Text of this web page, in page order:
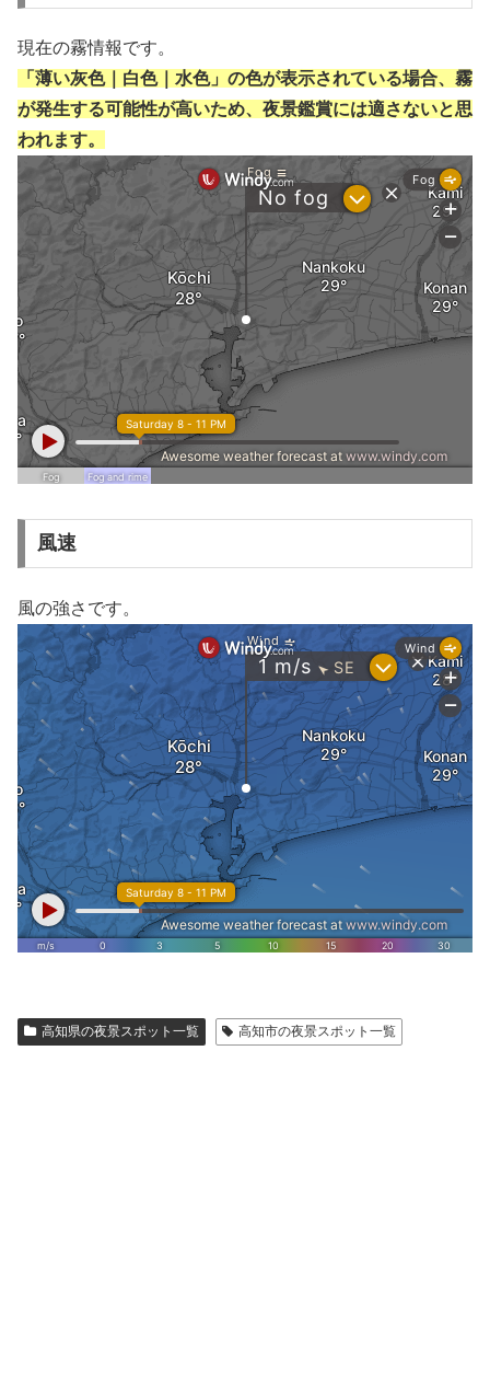
現在の霧情報です。
「薄い灰色｜白色｜水色」の色が表示されている場合、霧
が発生する可能性が高いため、夜景鑑賞には適さないと思
われます。
風速
風の強さです。
高知県の夜景スポット一覧 高知市の夜景スポット一覧